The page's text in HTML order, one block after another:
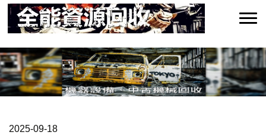
2025-09-18